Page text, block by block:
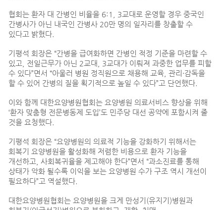
협회는 환자 대 간병인 비율을 6:1, 3교대로 운영할 경우 중국인
간병사가 아닌 내국인 간병사 20만 명의 일자리를 창출할 수
있다고 밝혔다.
기평석 회장은 “간병을 급여화하면 간병인 적정 기준을 마련할 수
있고, 전일근무가 아닌 2교대, 3교대가 이뤄져 과중한 업무를 피할
수 있다”면서 “아울러 병원 정직원으로 채용해 교육, 관리·감독을
할 수 있어 간병의 질을 획기적으로 높일 수 있다”고 단언했다.
이와 함께 대한요양병원협회는 요양병원 의료서비스 향상을 위해
‘환자 맞춤형 전문병동제 도입’도 민주당 대선 공약에 포함시켜 줄
것을 요청했다.
기평석 회장은 “요양병원의 의료적 기능을 강화하기 위해서는
회복기 요양병원을 활성화해 저렴한 비용으로 환자 기능을
개선하고, 사회복귀율을 제고해야 한다”면서 “과소진료를 통해
상태가 악화 될수록 이익을 보는 요양병원 수가 구조 역시 개선이
필요하다”고 역설했다.
대한요양병원협회는 요양병원을 크게 만성기(유지기)병원과